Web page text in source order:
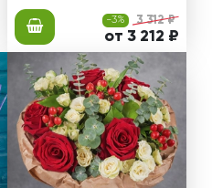
-3% 3 312 ₽
от 3 212 ₽